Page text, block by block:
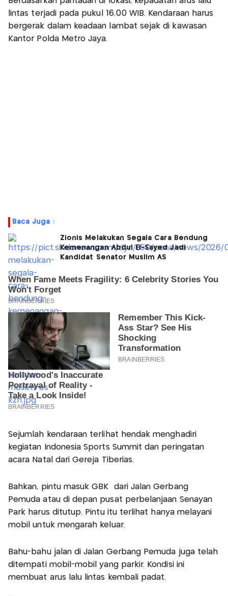
lintas terjadi pada pukul 16.00 WIB. Kendaraan harus
bergerak dalam keadaan lambat sejak di kawasan
Kantor Polda Metro Jaya.
Baca Juga :
Zionis Melakukan Segala Cara Bendung
Kemenangan Abdul El-Sayed Jadi
Kandidat Senator Muslim AS
Sejumlah kendaraan terlihat hendak menghadiri
kegiatan Indonesia Sports Summit dan peringatan
acara Natal dari Gereja Tiberias.
Bahkan, pintu masuk GBK dari Jalan Gerbang
Pemuda atau di depan pusat perbelanjaan Senayan
Park harus ditutup. Pintu itu terlihat hanya melayani
mobil untuk mengarah keluar.
Bahu-bahu jalan di Jalan Gerbang Pemuda juga telah
ditempati mobil-mobil yang parkir. Kondisi ini
membuat arus lalu lintas kembali padat.